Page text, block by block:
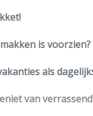
is voorzien?
als
van